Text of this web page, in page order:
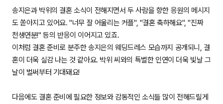
송지은과 박위의 결혼 소식이 전해지면서 두 사람을 향한 응원의 메시지
도 쏟아지고 있어요. "너무 잘 어울리는 커플", "결혼 축하해요", "진짜
천생연분!" 등의 반응이 이어지고 있죠.
이처럼 결혼 준비로 분주한 송지은의 웨딩드레스 모습까지 공개되니, 결
혼이 더욱 실감 나는 것 같아요. 박위 씨와의 특별한 인연이 더욱 빛날 그
날이 벌써부터 기대돼요!
다음에도 결혼 준비에 필요한 정보와 감동적인 소식들 많이 전해드릴게